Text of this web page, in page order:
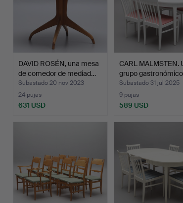
DAVID ROSÉN, una mesa
de comedor de mediad…
Subastado 20 nov 2023
24 pujas
631 USD
CARL MALMSTEN.
grupo
si…
Subastado 31 jul 2025
9 pujas
589 USD